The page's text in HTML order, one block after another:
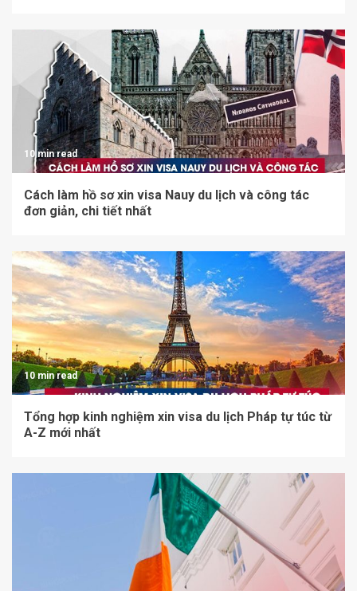
10 min read
Cách làm hồ sơ xin visa Nauy du lịch và công tác
đơn giản, chi tiết nhất
10 min read
Tổng hợp kinh nghiệm xin visa du lịch Pháp tự túc từ
A-Z mới nhất